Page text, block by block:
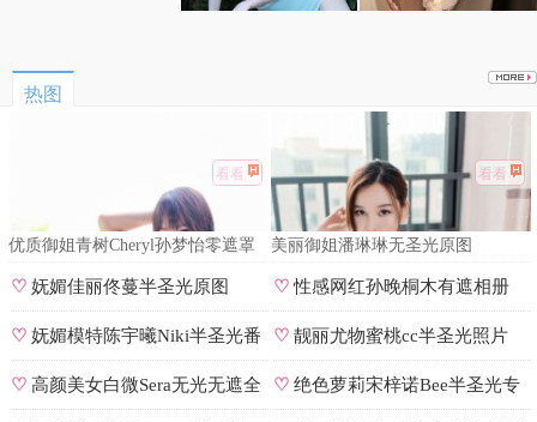
热图
看看
优质御姐青树Cheryl孙梦怡零遮罩
看看
美丽御姐潘琳琳无圣光原图
♡妩媚佳丽佟蔓半圣光原图 ♡性感网红孙晚桐木有遮相册
♡妩媚模特陈宇曦Niki半圣光番
号
♡ 靓丽尤物蜜桃cc半圣光照片
♡高颜美女白微Sera无光无遮全 ♡ 绝色萝莉宋梓诺Bee半圣光专